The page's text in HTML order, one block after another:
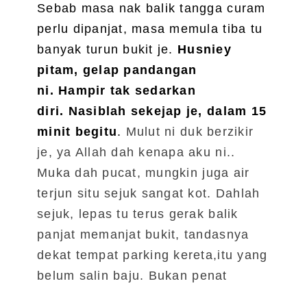
Sebab masa nak balik tangga curam
perlu dipanjat, masa memula tiba tu
banyak turun bukit je. Husniey
pitam, gelap pandangan
ni. Hampir tak sedarkan
diri. Nasiblah sekejap je, dalam 15
minit begitu. Mulut ni duk berzikir
je, ya Allah dah kenapa aku ni..
Muka dah pucat, mungkin juga air
terjun situ sejuk sangat kot. Dahlah
sejuk, lepas tu terus gerak balik
panjat memanjat bukit, tandasnya
dekat tempat parking kereta,itu yang
belum salin baju. Bukan penat